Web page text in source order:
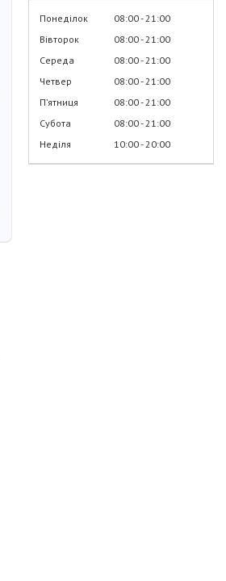
Понеділок 08:00 21:00
Вівторок
08:00 21:00
Середа
08:00 21:00
Четвер
08:00 21:00
Пʼятниця
08:00 21:00
Субота
08:00 21:00
Неділя
10:00 20:00